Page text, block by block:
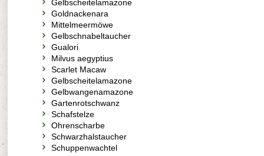
Gelbscheitelamazone
Goldnackenara
Mittelmeermöwe
Gelbschnabeltaucher
Gualori
Milvus aegyptius
Scarlet Macaw
Gelbscheitelamazone
Gelbwangenamazone
Gartenrotschwanz
Schafstelze
Ohrenscharbe
Schwarzhalstaucher
Schuppenwachtel